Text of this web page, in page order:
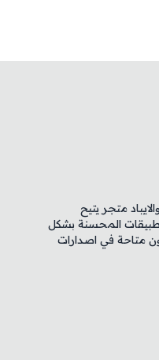
متجر يتيح
المحسنة بشكل
متاحة في اصدارات